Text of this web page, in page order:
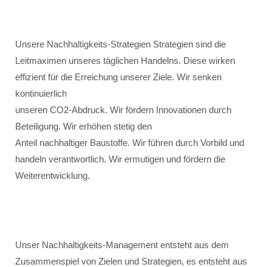
Unsere Nachhaltigkeits-Strategien Strategien sind die
Leitmaximen unseres täglichen Handelns. Diese wirken
effizient für die Erreichung unserer Ziele. Wir senken
kontinuierlich
unseren CO2-Abdruck. Wir fördern Innovationen durch
Beteiligung. Wir erhöhen stetig den
Anteil nachhaltiger Baustoffe. Wir führen durch Vorbild und
handeln verantwortlich. Wir ermutigen und fördern die
Weiterentwicklung.
Unser Nachhaltigkeits-Management entsteht aus dem
Zusammenspiel von Zielen und Strategien, es entsteht aus